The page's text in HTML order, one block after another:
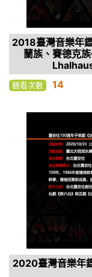
2018臺灣音樂年
蘭族、賽德克
觀看次數 14
2020臺灣音樂年